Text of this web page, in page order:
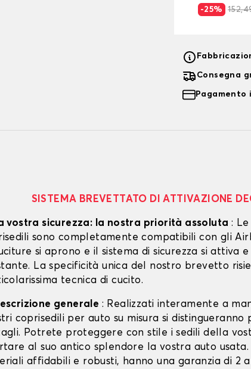
-25%
Consegna
Pagamento
SISTEMA BREVETTATO DI ATTIVAZIONE
vostra sicurezza: la nostra priorità assoluta :
sono completamente compatibili con gli
si aprono e il sistema di sicurezza si attiva
La specificità unica del nostro brevetto
tecnica di cucito.
generale : Realizzati interamente a
coprisedili per auto su misura si
Potrete proteggere con stile i sedili della
al suo antico splendore la vostra auto usata.
affidabili e robusti, hanno una garanzia di 2